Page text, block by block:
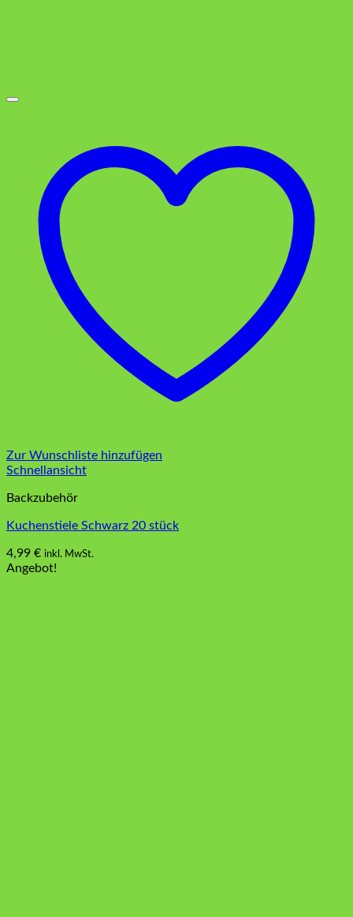
Zur Wunschliste hinzufügen
Schnellansicht
Backzubehör
Kuchenstiele Schwarz 20 stück
4,99 € inkl. MwSt.
Angebot!